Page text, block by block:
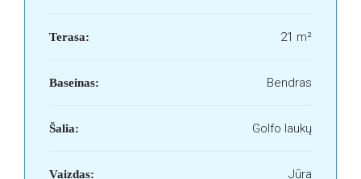
Terasa: 21 m²
Baseinas: Bendras
Šalia: Golfo laukų
Vaizdas: Jūra